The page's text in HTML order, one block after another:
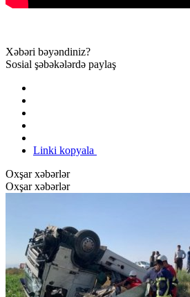
Xəbəri bəyəndiniz?
Sosial şəbəkələrdə paylaş
Linki kopyala
Oxşar xəbərlər
Oxşar xəbərlər